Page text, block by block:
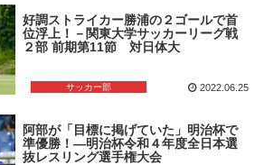
サッカー部
好調ストライカー勝浦の２ゴールで首
位浮上！－関東大学サッカーリーグ戦
２部 前期第11節 対日体大
2022.06.25
阿部が「目標に掲げていた」明治杯で
準優勝！―明治杯令和４年度全日本選
抜レスリング選手権大会